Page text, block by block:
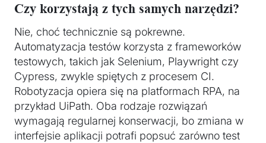
Czy korzystają z tych samych narzędzi?
Nie, choć technicznie są pokrewne.
Automatyzacja testów korzysta z frameworków
testowych, takich jak Selenium, Playwright czy
Cypress, zwykle spiętych z procesem CI.
Robotyzacja opiera się na platformach RPA, na
przykład UiPath. Oba rodzaje rozwiązań
wymagają regularnej konserwacji, bo zmiana w
interfejsie aplikacji potrafi popsuć zarówno test